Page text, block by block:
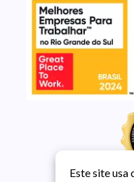
Este site